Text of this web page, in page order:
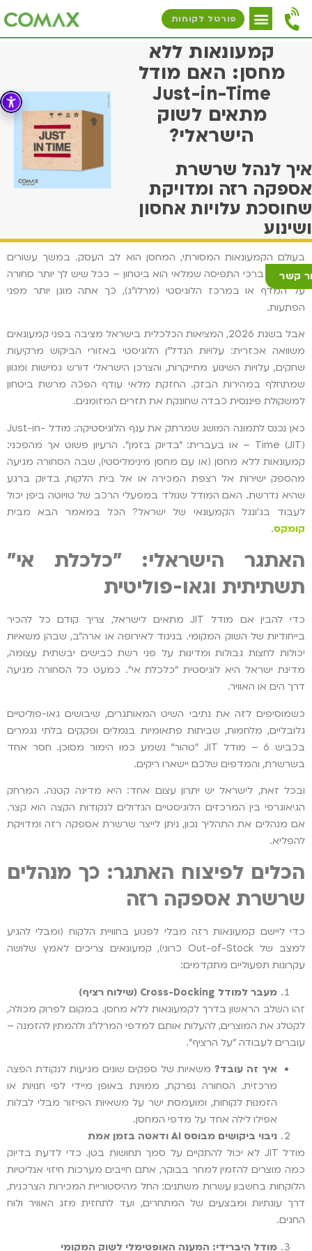
פורטל לקוחות
קשר
קמעונאות ללא
מחסן: האם מודל
Just-in-Time
מתאים לשוק
הישראלי?
איך לנהל שרשרת
אספקה רזה ומדויקת
שחוסכת עלויות אחסון
ושינוע
בעולם הקמעונאות המסורתי, המחסן הוא לב העסק. במשך עשורים
חונכנו על ברכי התפיסה שמלאי הוא ביטחון – ככל שיש לך יותר סחורה
על המדף או במרכז הלוגיסטי (מרלו"ג), כך אתה מוגן יותר מפני
הפתעות.
אבל בשנת 2026, המציאות הכלכלית בישראל מציבה בפני קמעונאים
משוואה אכזרית: עלויות הנדל"ן הלוגיסטי באזורי הביקוש מרקיעות
שחקים, עלויות השינוע מתייקרות, והצרכן הישראלי דורש גמישות ומגוון
שמתחלף במהירות הבזק. החזקת מלאי עודף הפכה מרשת ביטחון
למשקולת פיננסית כבדה שחונקת את תזרים המזומנים.
כאן נכנס לתמונה המושג שמרתק את ענף הלוגיסטיקה: מודל Just-in-
Time (JIT) – או בעברית: "בדיוק בזמן". הרעיון פשוט אך מהפכני:
קמעונאות ללא מחסן (או עם מחסן מינימליסטי), שבה הסחורה מגיעה
מהספק ישירות אל רצפת המכירה או אל בית הלקוח, בדיוק ברגע
שהיא נדרשת. האם המודל שנולד במפעלי הרכב של טויוטה ביפן יכול
לעבוד בג'ונגל הקמעונאי של ישראל? הכל במאמר הבא מבית
קומקס.
האתגר הישראלי: "כלכלת אי"
תשתיתית וגאו-פוליטית
כדי להבין אם מודל JIT מתאים לישראל, צריך קודם כל להכיר
בייחודיות של השוק המקומי. בניגוד לאירופה או ארה"ב, שבהן משאיות
יכולות לחצות גבולות ומדינות על פני רשת כבישים יבשתית עצומה,
מדינת ישראל היא לוגיסטית "כלכלת אי". כמעט כל הסחורה מגיעה
דרך הים או האוויר.
כשמוסיפים לזה את נתיבי השיט המאותגרים, שיבושים גאו-פוליטיים
גלובליים, מלחמות, שביתות פתאומיות בנמלים ופקקים בלתי נגמרים
בכביש 6 – מודל JIT "טהור" נשמע כמו הימור מסוכן. חסר אחד
בשרשרת, והמדפים שלכם יישארו ריקים.
ובכל זאת, לישראל יש יתרון עצום אחד: היא מדינה קטנה. המרחק
הגיאוגרפי בין המרכזים הלוגיסטיים הגדולים לנקודות הקצה הוא קצר.
אם מנהלים את התהליך נכון, ניתן לייצר שרשרת אספקה רזה ומדויקת
להפליא.
הכלים לפיצוח האתגר: כך מנהלים
שרשרת אספקה רזה
כדי ליישם קמעונאות רזה מבלי לפגוע בחוויית הלקוח (ומבלי להגיע
למצב של Out-of-Stock כרוני), קמעונאים צריכים לאמץ שלושה
עקרונות תפעוליים מתקדמים:
מעבר למודל Cross-Docking (שילוח רציף)
זהו השלב הראשון בדרך לקמעונאות ללא מחסן. במקום לפרוק מכולה,
לקטלג את המוצרים, להעלות אותם למדפי המרלו"ג ולהמתין להזמנה –
עוברים לעבודה "על הרציף".
איך זה עובד? משאיות של ספקים שונים מגיעות לנקודת הפצה
מרכזית. הסחורה נפרקת, ממוינת באופן מיידי לפי חנויות או
הזמנות לקוחות, ומועמסת ישר על משאיות הפיזור מבלי לבלות
אפילו לילה אחד על מדפי המחסן.
ניבוי ביקושים מבוסס AI ודאטה בזמן אמת
מודל JIT לא יכול להתקיים על סמך תחושות בטן. כדי לדעת בדיוק
כמה מוצרים להזמין למחר בבוקר, אתם חייבים מערכות חיזוי אנליטיות
הלוקחות בחשבון עשרות משתנים: החל מהיסטוריית המכירות הצרכנית,
דרך עונתיות ומבצעים של המתחרים, ועד לתחזית מזג האוויר ולוח
החגים.
מודל היברידי: המענה האופטימלי לשוק המקומי